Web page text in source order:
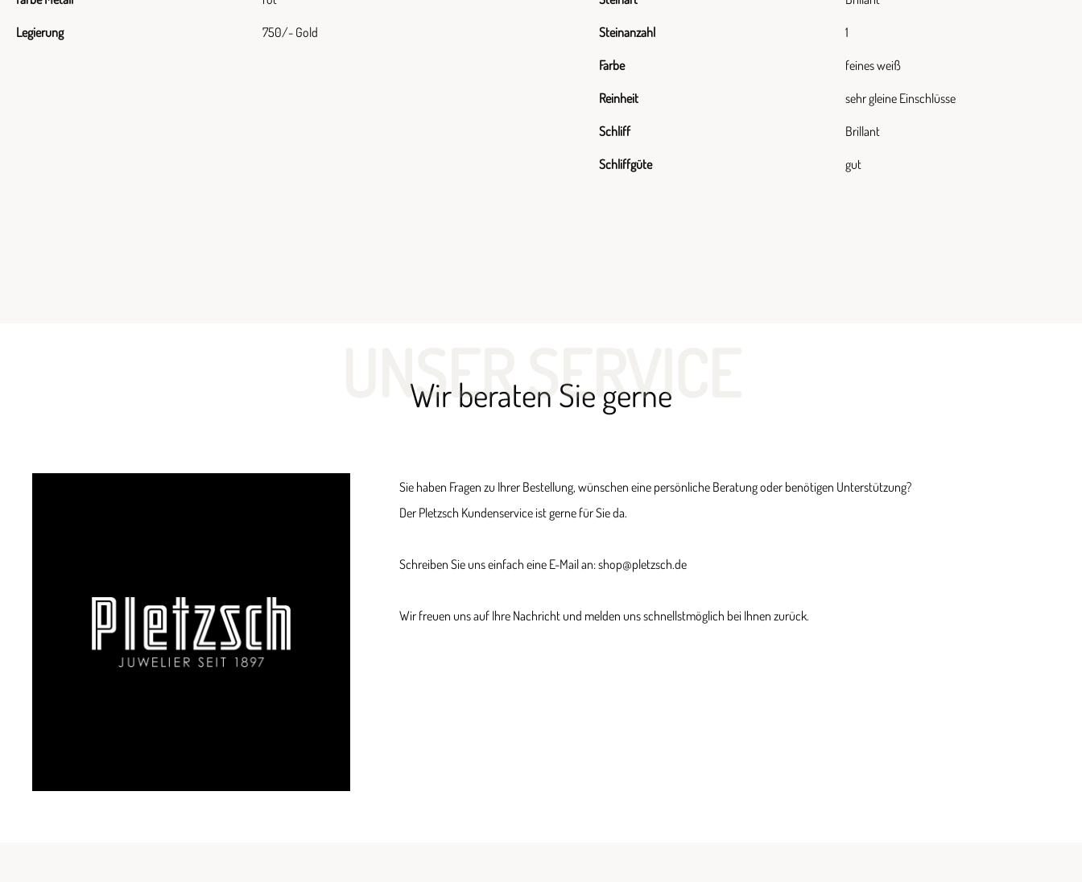
Legierung 750/- Gold Steinanzahl 1
Farbe feines weiß
Reinheit sehr gleine Einschlüsse
Schliff Brillant
Schliffgüte gut
UNSER SERVICE
Wir beraten Sie gerne
Sie haben Fragen zu Ihrer Bestellung, wünschen eine persönliche Beratung oder benötigen Unterstützung?
Der Pletzsch Kundenservice ist gerne für Sie da.
Schreiben Sie uns einfach eine E-Mail an: shop@pletzsch.de
Wir freuen uns auf Ihre Nachricht und melden uns schnellstmöglich bei Ihnen zurück.